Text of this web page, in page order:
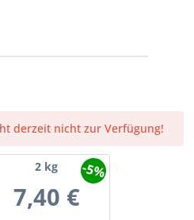
derzeit nicht zur Verfügung!
2 kg
7,40 €
-5%